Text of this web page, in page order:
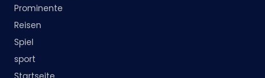
Prominente
Reisen
Spiel
sport